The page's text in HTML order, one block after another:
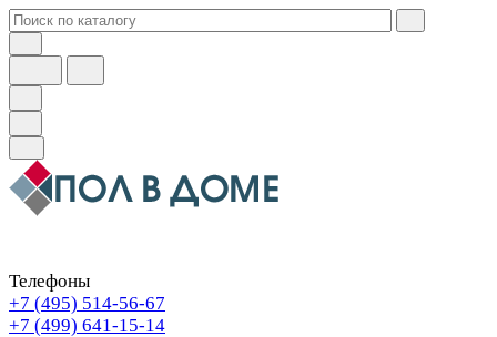
Телефоны
+7 (495) 514-56-67
+7 (499) 641-15-14